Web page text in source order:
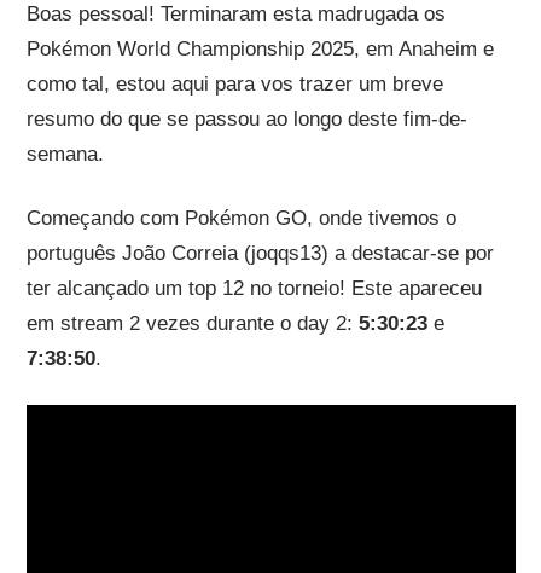
Boas pessoal! Terminaram esta madrugada os
Pokémon World Championship 2025, em Anaheim e
como tal, estou aqui para vos trazer um breve
resumo do que se passou ao longo deste fim-de-
semana.
Começando com Pokémon GO, onde tivemos o
português João Correia (joqqs13) a destacar-se por
ter alcançado um top 12 no torneio! Este apareceu
em stream 2 vezes durante o day 2: 5:30:23e
7:38:50.